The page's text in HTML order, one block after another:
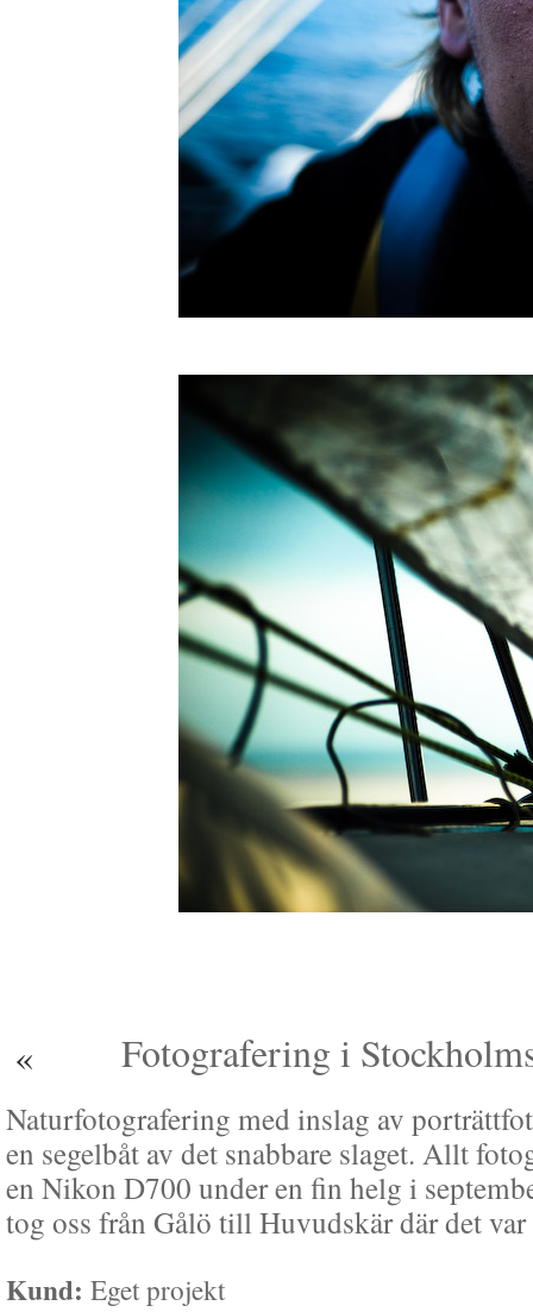
« Fotografering i
Naturfotografering med inslag av
en segelbåt av det snabbare slaget. Allt
en Nikon D700 under en fin helg i
tog oss från Gålö till Huvudskär där det
Kund: Eget projekt